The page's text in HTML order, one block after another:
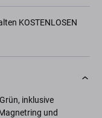
KOSTENLOSEN
inklusive
und